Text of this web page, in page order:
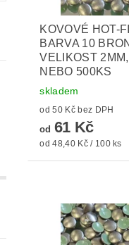
KOVOVÉ HOT-
BARVA 10
VELIKOST
NEBO 500KS
skladem
od 50 Kč bez DPH
od 61 Kč
od 48,40 Kč / 100 ks